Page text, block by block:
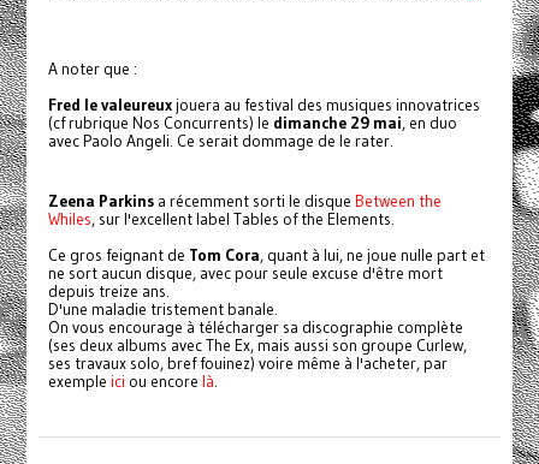
A noter que :
Fred le valeureuxjouera au festival des musiques innovatrices
(cf rubrique Nos Concurrents) le dimanche 29 mai, en duo
avec Paolo Angeli. Ce serait dommage de le rater.
Zeena Parkinsa récemment sorti le disque Between the
Whiles, sur l'excellent label Tables of the Elements.
Ce gros feignant de Tom Cora, quant à lui, ne joue nulle part et
ne sort aucun disque, avec pour seule excuse d'être mort
depuis treize ans.
D'une maladie tristement banale.
On vous encourage à télécharger sa discographie complète
(ses deux albums avec The Ex, mais aussi son groupe Curlew,
ses travaux solo, bref fouinez) voire même à l'acheter, par
exemple ici ou encore là.